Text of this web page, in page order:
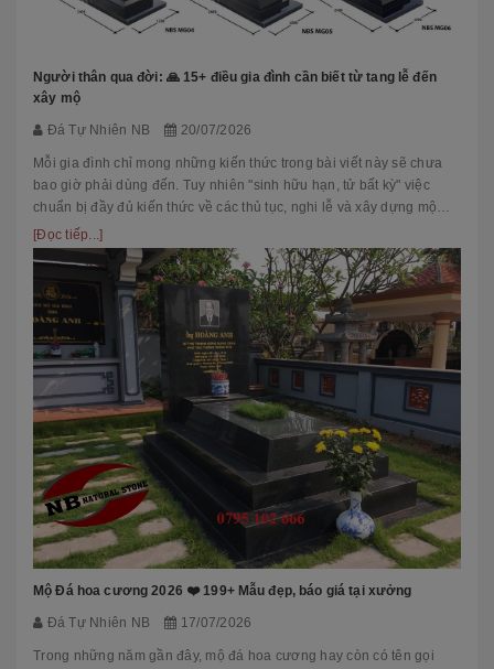
Người thân qua đời: 🙏 15+ điều gia đình cần biết từ tang lễ đến
xây mộ
Đá Tự Nhiên NB 20/07/2026
Mỗi gia đình chỉ mong những kiến thức trong bài viết này sẽ chưa
bao giờ phải dùng đến. Tuy nhiên "sinh hữu hạn, tử bất kỳ" việc
chuẩn bị đầy đủ kiến thức về các thủ tục, nghi lễ và xây dựng mộ
phầ...
[Đọc tiếp...]
Mộ Đá hoa cương 2026 ❤️ 199+ Mẫu đẹp, báo giá tại xưởng
Đá Tự Nhiên NB 17/07/2026
Trong những năm gần đây, mộ đá hoa cương hay còn có tên gọi